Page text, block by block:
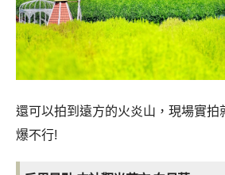
還可以拍到遠方的火炎山，現場實拍
爆不行!